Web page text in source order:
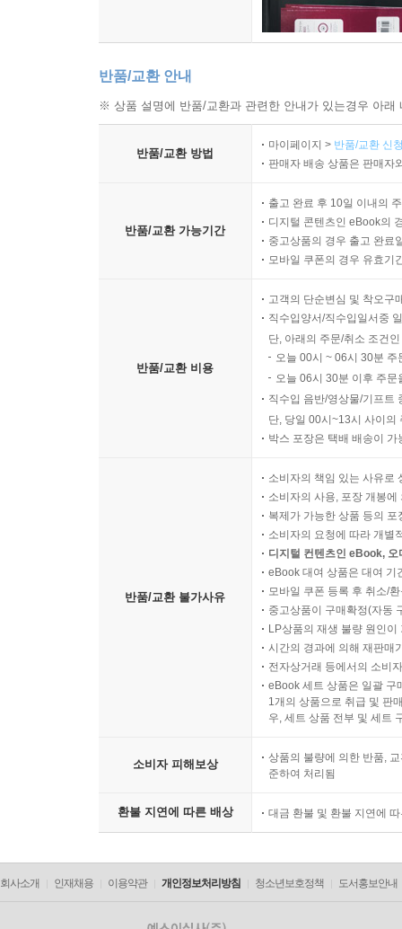
반품/교환 안내
※ 상품 설명에 반품/교환과 관련한 안내가 있는경우 아
반품/교환 방법
마이페이지 > 반품/교환 신
판매자 배송 상품은 판매자
반품/교환 가능기간
출고 완료 후 10일 이내의
디지털 콘텐츠인 eBook의
중고상품의 경우 출고 완료
모바일 쿠폰의 경우 유효기
반품/교환 비용
고객의 단순변심 및 착오구
직수입양서/직수입일서중
단, 아래의 주문/취소 조건
오늘 00시 ~ 06시 30분
오늘 06시 30분 이후 주
직수입 음반/영상물/기프트
단, 당일 00시~13시 사이의
박스 포장은 택배 배송이
반품/교환 불가사유
소비자의 책임 있는 사유로
소비자의 사용, 포장 개봉
복제가 가능한 상품 등의
소비자의 요청에 따라 개별
디지털 컨텐츠인 eBook,
eBook 대여 상품은 대여 기
모바일 쿠폰 등록 후 취소/
중고상품이 구매확정(자동
LP상품의 재생 불량 원인
시간의 경과에 의해 재판매
전자상거래 등에서의 소비
eBook 세트 상품은 일괄 구
1개의 상품으로 취급 및 판
우, 세트 상품 전부 및 세트
소비자 피해보상
상품의 불량에 의한 반품,
준하여 처리됨
환불 지연에 따른 배상 대금 환불 및 환불 지연에
회사소개 인재채용 이용약관 개인정보처리방침 청소년보호정책 도서홍보안내